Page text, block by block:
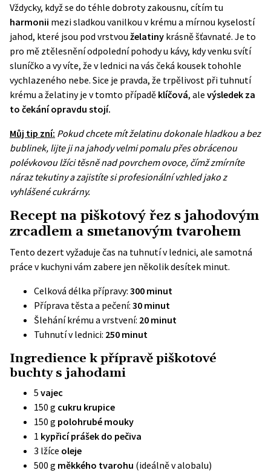
Vždycky, když se do téhle dobroty zakousnu, cítím tu
harmonii mezi sladkou vanilkou v krému a mírnou kyselostí
jahod, které jsou pod vrstvou želatiny krásně šťavnaté. Je to
pro mě ztělesnění odpolední pohody u kávy, kdy venku svítí
sluníčko a vy víte, že v lednici na vás čeká kousek tohohle
vychlazeného nebe. Sice je pravda, že trpělivost při tuhnutí
krému a želatiny je v tomto případě klíčová, ale výsledek za
to čekání opravdu stojí.
Můj tip zní: Pokud chcete mít želatinu dokonale hladkou a bez
bublinek, lijte ji na jahody velmi pomalu přes obrácenou
polévkovou lžíci těsně nad povrchem ovoce, čímž zmírníte
náraz tekutiny a zajistíte si profesionální vzhled jako z
vyhlášené cukrárny.
Recept na piškotový řez s jahodovým
zrcadlem a smetanovým tvarohem
Tento dezert vyžaduje čas na tuhnutí v lednici, ale samotná
práce v kuchyni vám zabere jen několik desítek minut.
Celková délka přípravy: 300 minut
Příprava těsta a pečení: 30 minut
Šlehání krému a vrstvení: 20 minut
Tuhnutí v lednici: 250 minut
Ingredience k přípravě piškotové
buchty s jahodami
5 vajec
150 g cukru krupice
150 g polohrubé mouky
1 kypřicí prášek do pečiva
3 lžíce oleje
500 g měkkého tvarohu (ideálně v alobalu)